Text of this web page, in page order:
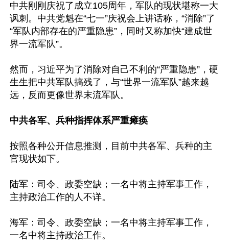
中共刚刚庆祝了成立105周年，军队的现状堪称一大
讽刺。中共党魁在“七一”庆祝会上讲话称，“消除”了
“军队内部存在的严重隐患”，同时又称加快“建成世
界一流军队”。
然而，习近平为了消除对自己不利的“严重隐患”，硬
生生把中共军队搞残了，与“世界一流军队”越来越
远，反而更像世界末流军队。
中共各军、兵种指挥体系严重瘫痪
按照各种公开信息推测，目前中共各军、兵种的主
官现状如下。
陆军：司令、政委空缺；一名中将主持军事工作，
主持政治工作的人不详。
海军：司令、政委空缺；一名中将主持军事工作，
一名中将主持政治工作。